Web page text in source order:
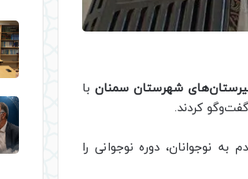
شهرستان سمنان با
کردند.
دوره نوجوانی را